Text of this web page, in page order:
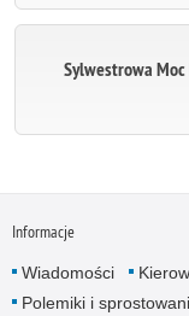
Sylwestrowa
Informacje
Wiadomości
Polemiki i